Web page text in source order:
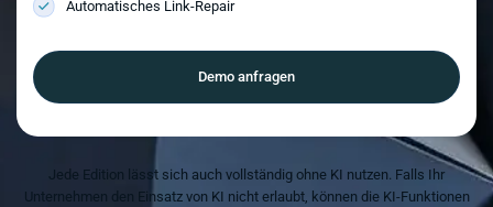
Automatisches Link-Repair
Demo anfragen
Jede Edition lässt sich auch vollständig ohne KI nutzen. Falls Ihr
Unternehmen den Einsatz von KI nicht erlaubt, können die KI-Funktionen